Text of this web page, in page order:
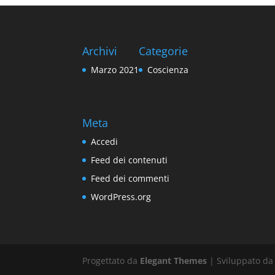
Archivi
Marzo 2021
Categorie
Coscienza
Meta
Accedi
Feed dei contenuti
Feed dei commenti
WordPress.org
Progettato da Elegant Themes | Sviluppato